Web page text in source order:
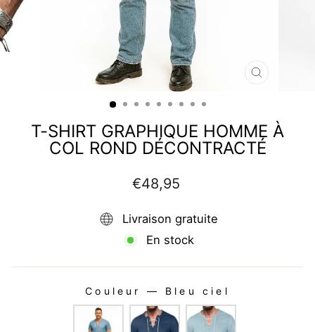
FERMER
T-SHIRT GRAPHIQUE HOMME À
COL ROND DÉCONTRACTÉ
Prix
régulier
€48,95
Livraison gratuite
En stock
Couleur — Bleu ciel
COULEUR